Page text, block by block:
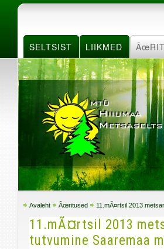
SELTSIST LIIKMED
Avaleht Ãœritused 11.mÃ¤rtsil 2013
11.mÃ¤rtsil 2013
tutvumine Saaremaa